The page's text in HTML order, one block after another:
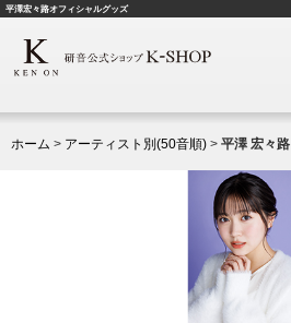
平澤宏々路オフィシャルグッズ
ホーム > アーティスト別(50音順) > 平澤 宏々路